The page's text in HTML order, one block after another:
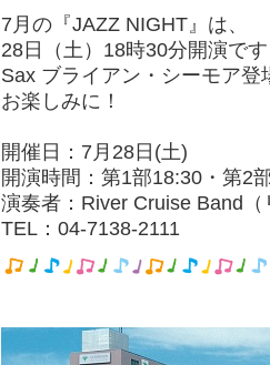
7月の『JAZZ NIGHT』は、
28日（土）18時30分開演です
Sax ブライアン・シーモア登
お楽しみに！
開催日：7月28日(土)
開演時間：第1部18:30・第2
演奏者：River Cruise Band
TEL：04-7138-2111